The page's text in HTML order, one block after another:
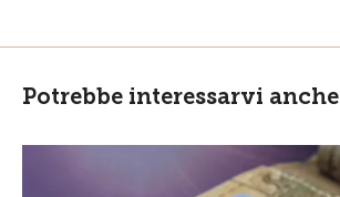
Potrebbe interessarvi anche